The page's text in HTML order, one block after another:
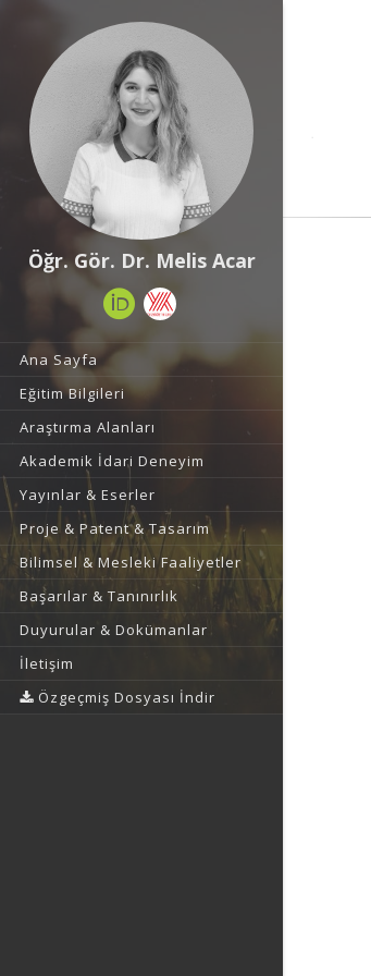
Öğr. Gör. Dr. Melis Acar
Ana Sayfa
Eğitim Bilgileri
Araştırma Alanları
Akademik İdari Deneyim
Yayınlar & Eserler
Proje & Patent & Tasarım
Bilimsel & Mesleki Faaliyetler
Başarılar & Tanınırlık
Duyurular & Dokümanlar
İletişim
Özgeçmiş Dosyası İndir